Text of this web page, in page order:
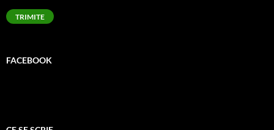
TRIMITE
FACEBOOK